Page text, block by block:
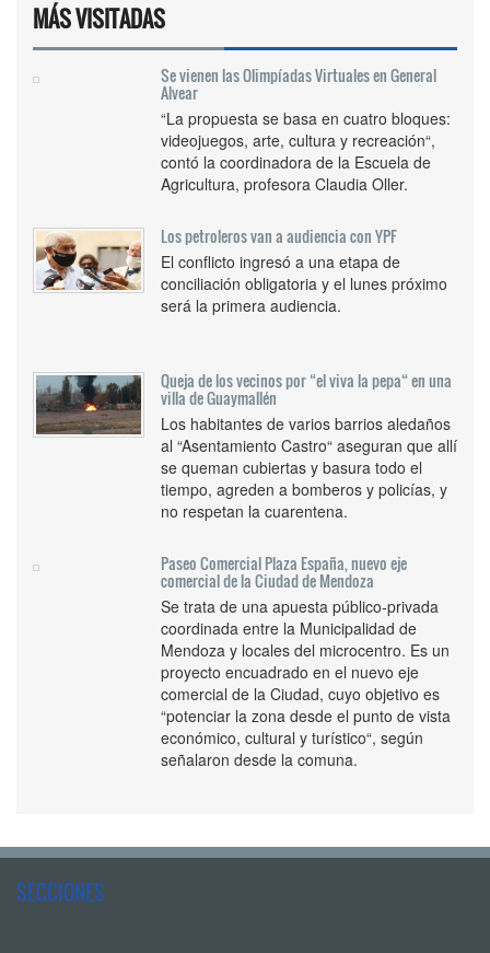
MÁS VISITADAS
Se vienen las Olimpíadas Virtuales en General
Alvear
“La propuesta se basa en cuatro bloques:
videojuegos, arte, cultura y recreación“,
contó la coordinadora de la Escuela de
Agricultura, profesora Claudia Oller.
Los petroleros van a audiencia con YPF
El conflicto ingresó a una etapa de
conciliación obligatoria y el lunes próximo
será la primera audiencia.
Queja de los vecinos por “el viva la pepa“ en una
villa de Guaymallén
Los habitantes de varios barrios aledaños
al “Asentamiento Castro“ aseguran que allí
se queman cubiertas y basura todo el
tiempo, agreden a bomberos y policías, y
no respetan la cuarentena.
Paseo Comercial Plaza España, nuevo eje
comercial de la Ciudad de Mendoza
Se trata de una apuesta público-privada
coordinada entre la Municipalidad de
Mendoza y locales del microcentro. Es un
proyecto encuadrado en el nuevo eje
comercial de la Ciudad, cuyo objetivo es
“potenciar la zona desde el punto de vista
económico, cultural y turístico“, según
señalaron desde la comuna.
SECCIONES